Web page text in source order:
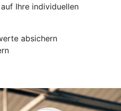
Ihre individuellen
absichern